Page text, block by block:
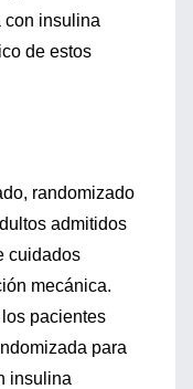
con insulina
de estos
randomizado
admitidos
cuidados
mecánica.
pacientes
para
insulina